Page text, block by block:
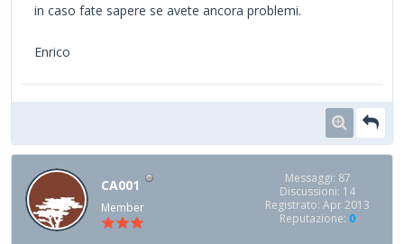
in caso fate sapere se avete ancora problemi.
Enrico
CA001
Member
Messaggi: 87
Discussioni: 14
Registrato: Apr 2013
Reputazione: 0